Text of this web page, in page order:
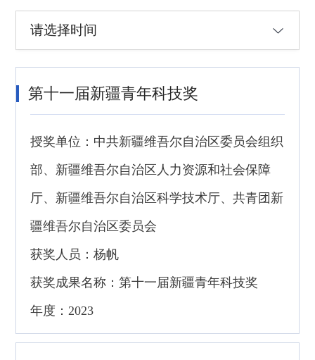
请选择时间
第十一届新疆青年科技奖
授奖单位：中共新疆维吾尔自治区委员会组织
部、新疆维吾尔自治区人力资源和社会保障
厅、新疆维吾尔自治区科学技术厅、共青团新
疆维吾尔自治区委员会
获奖人员：杨帆
获奖成果名称：第十一届新疆青年科技奖
年度：2023